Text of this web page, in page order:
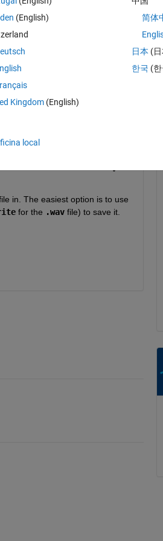
para responder a esta pregunta.
Iniciar sesión para seguir la actividad
in. The easiest option is to use
for the .wav file) to save it.
(English)
Kingdom(English)
简体
日本 (
한국 (
local